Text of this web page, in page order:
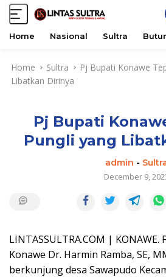
Home Nasional Sultra Butur
Home Sultra
Pj Bupati Konawe
Libatkan Dirinya
Pj Bupati
Pungli yang
admin -
December 9,
LINTASSULTRA.COM |
Konawe Dr. Harmin Ramba, SE,
berkunjung desa Sawapudo